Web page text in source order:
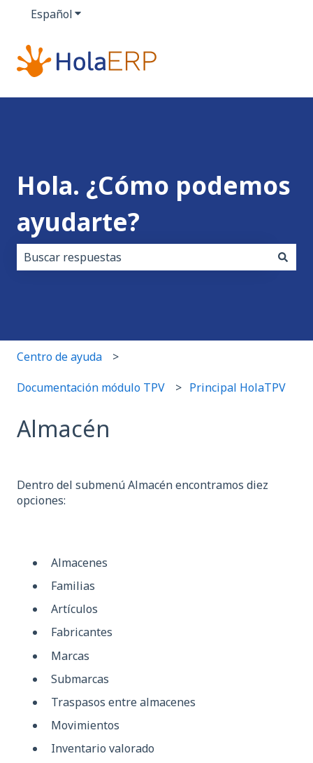
EspañolTraducciones de Mostrar submenú de
Hola. ¿Cómo podemos
ayudarte?
Centro de ayuda
Documentación módulo TPV Principal HolaTPV
Almacén
Dentro del submenú Almacén encontramos diez
opciones:
Almacenes
Familias
Artículos
Fabricantes
Marcas
Submarcas
Traspasos entre almacenes
Movimientos
Inventario valorado